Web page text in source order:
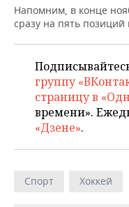
ЭНЕРГЕТИКА
УСЛУГИ
МЕДИА
ВЫЕЗДНАЯ
БИЗНЕС-БРАНЧИ
ONLINE-
ОТКРЫТАЯ ЛЕКЦИЯ
НОВОСТИ СПОРТА
ФУТБОЛ
ХОККЕЙ
БАСКЕТБОЛ
ВОЛЕЙБОЛ
ОБЩЕСТВО
НОВОСТИ
ВЛАСТЬ
ИНФРАСТРУКТУРА
ИСТОРИЯ
ФОТОГАЛЕРЕЯ
СЮЖЕТЫ
СПРАВОЧНИК
СПИСОК ПЕРСОН
Напомним, в конце
сразу на пять
группу
страницу в
времени».
«Дзене».
Спорт Хоккей